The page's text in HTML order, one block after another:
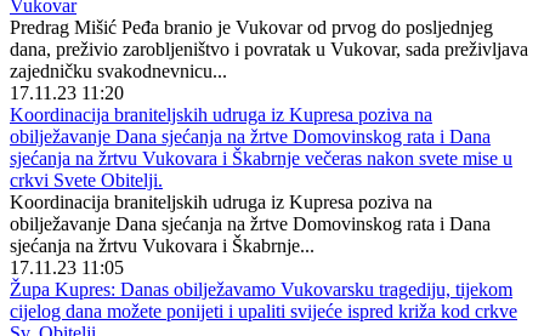
Vukovar
Predrag Mišić Peđa branio je Vukovar od prvog do posljednjeg
dana, preživio zarobljeništvo i povratak u Vukovar, sada preživljava
zajedničku svakodnevnicu...
17.11.23 11:20
Koordinacija braniteljskih udruga iz Kupresa poziva na
obilježavanje Dana sjećanja na žrtve Domovinskog rata i Dana
sjećanja na žrtvu Vukovara i Škabrnje večeras nakon svete mise u
crkvi Svete Obitelji.
Koordinacija braniteljskih udruga iz Kupresa poziva na
obilježavanje Dana sjećanja na žrtve Domovinskog rata i Dana
sjećanja na žrtvu Vukovara i Škabrnje...
17.11.23 11:05
Župa Kupres: Danas obilježavamo Vukovarsku tragediju, tijekom
cijelog dana možete ponijeti i upaliti svijeće ispred križa kod crkve